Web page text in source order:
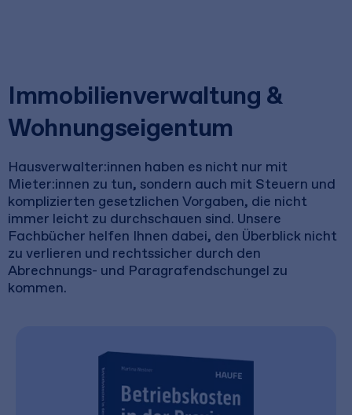
Immobilienverwaltung &
Wohnungseigentum
Hausverwalter:innen haben es nicht nur mit
Mieter:innen zu tun, sondern auch mit Steuern und
komplizierten gesetzlichen Vorgaben, die nicht
immer leicht zu durchschauen sind. Unsere
Fachbücher helfen Ihnen dabei, den Überblick nicht
zu verlieren und rechtssicher durch den
Abrechnungs- und Paragrafendschungel zu
kommen.